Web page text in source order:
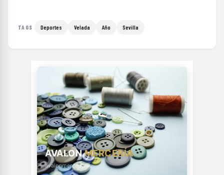
TAGS Deportes Velada Año Sevilla
AVALONMERCERÍA
avalonmerceria.es